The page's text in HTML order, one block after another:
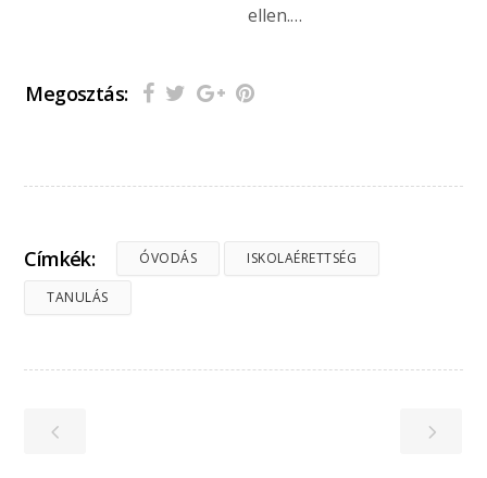
ellen.…
Megosztás:
Címkék: ÓVODÁS ISKOLAÉRETTSÉG
TANULÁS